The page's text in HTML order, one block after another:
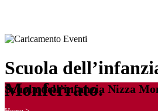
Scuola dell’infanzia Nizza
Scuola
Monferrato.